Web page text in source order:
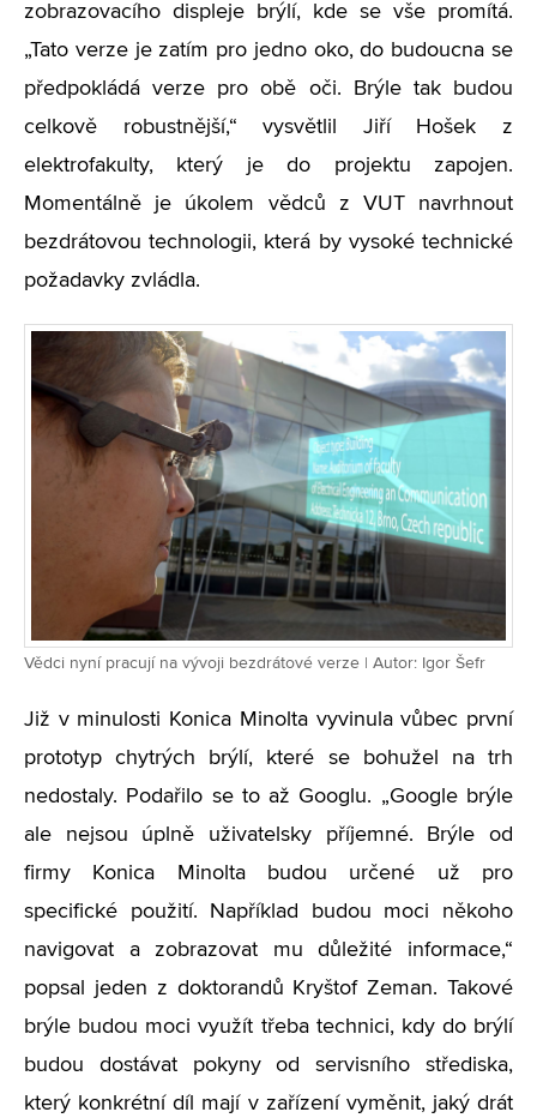
zobrazovacího displeje brýlí, kde se vše promítá.
„Tato verze je zatím pro jedno oko, do budoucna se
předpokládá verze pro obě oči. Brýle tak budou
celkově robustnější,“ vysvětlil Jiří Hošek z
elektrofakulty, který je do projektu zapojen.
Momentálně je úkolem vědců z VUT navrhnout
bezdrátovou technologii, která by vysoké technické
požadavky zvládla.
Vědci nyní pracují na vývoji bezdrátové verze | Autor: Igor Šefr
Již v minulosti Konica Minolta vyvinula vůbec první
prototyp chytrých brýlí, které se bohužel na trh
nedostaly. Podařilo se to až Googlu. „Google brýle
ale nejsou úplně uživatelsky příjemné. Brýle od
firmy Konica Minolta budou určené už pro
specifické použití. Například budou moci někoho
navigovat a zobrazovat mu důležité informace,“
popsal jeden z doktorandů Kryštof Zeman. Takové
brýle budou moci využít třeba technici, kdy do brýlí
budou dostávat pokyny od servisního střediska,
který konkrétní díl mají v zařízení vyměnit, jaký drát